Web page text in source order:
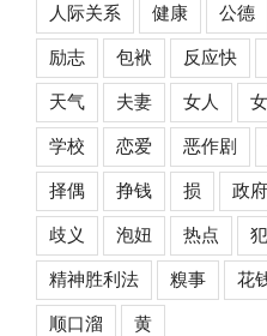
人际关系 健康 公德
励志 包袱 反应快
天气 夫妻 女人
学校 恋爱 恶作剧
择偶 挣钱 损 政府
歧义 泡妞 热点
精神胜利法 糗事 花
顺口溜 黄